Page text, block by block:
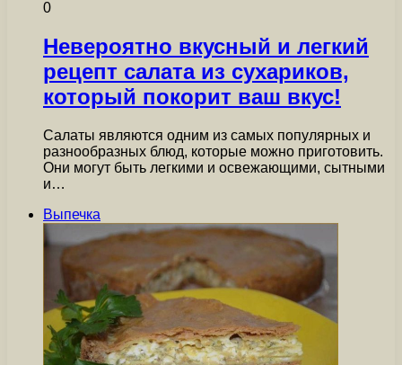
0
Невероятно вкусный и легкий
рецепт салата из сухариков,
который покорит ваш вкус!
Салаты являются одним из самых популярных и
разнообразных блюд, которые можно приготовить.
Они могут быть легкими и освежающими, сытными
и…
Выпечка